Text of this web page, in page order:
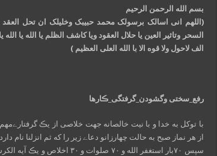
بسم الله الرحمن الرحیم
(اللهم انی اسالک برسولک محمد حبیبک وخلیلک ان تحل
السحر وتاثیر العین یا حلال العقود ویا کاشف الظلم یا الله یا الله
الف لاحول ولا قوه الا با الله العلی العظیم )
رفع_سختی وگشودن_گرفتگی_ڪارها
از هر نماز صبح به حالت چهارزانو دعاے زیر را که ثم انزلنا نام دارد ۲۹ بار قرائت